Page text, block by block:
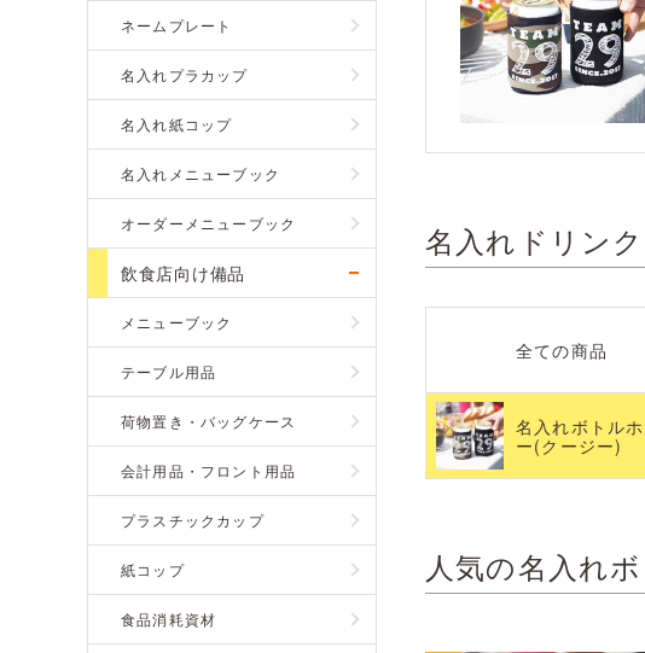
ネームプレート
名入れプラカップ
名入れ紙コップ
名入れメニューブック
オーダーメニューブック
飲食店向け備品
メニューブック
テーブル用品
荷物置き・バッグケース
会計用品・フロント用品
プラスチックカップ
紙コップ
食品消耗資材
名入れドリン
全ての商品
名入れボトル
ー(クージー)
人気の名入れ